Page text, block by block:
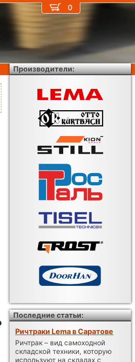
0
Производители:
Последние статьи:
Ричтраки Lema в Саратове
Ричтрак – вид самоходной
складской техники, которую
используют на складах с